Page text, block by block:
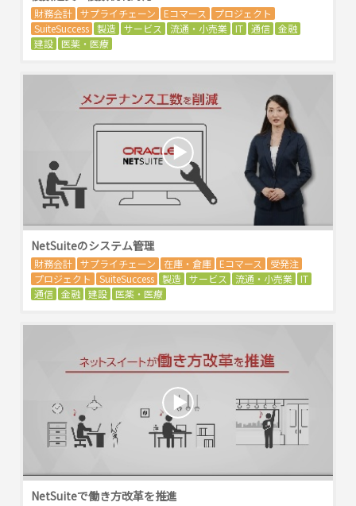
財務会計 サプライチェーン Eコマース
プロジェクト
SuiteSuccess 製造 サービス 流通・小売業 IT 通信 金融
建設
医薬・医療
NetSuiteのシステム管理
財務会計 サプライチェーン 在庫・倉庫 Eコマース
受発注
プロジェクト
SuiteSuccess 製造 サービス 流通・小売業
IT
通信 金融 建設 医薬・医療
NetSuiteで働き方改革を推進